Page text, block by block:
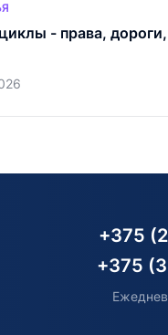
- права, дороги,
+375
+375